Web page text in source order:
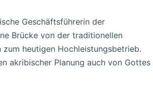
Geschäftsführerin der
Brücke von der traditionellen
heutigen Hochleistungsbetrieb.
akribischer Planung auch von Gottes